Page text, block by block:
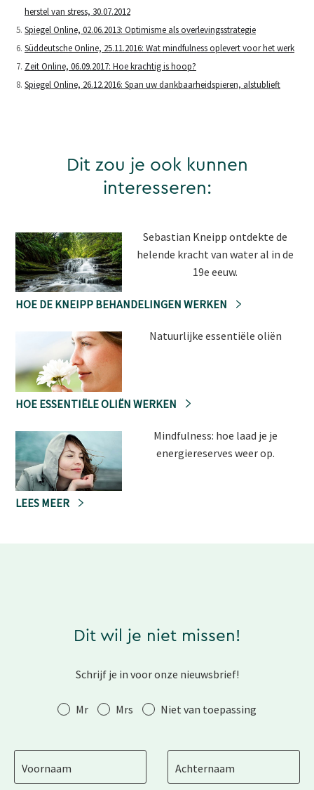
herstel van stress, 30.07.2012
Spiegel Online, 02.06.2013: Optimisme als overlevingsstrategie
Süddeutsche Online, 25.11.2016: Wat mindfulness oplevert voor het werk
Zeit Online, 06.09.2017: Hoe krachtig is hoop?
Spiegel Online, 26.12.2016: Span uw dankbaarheidspieren, alstublieft
Dit zou je ook kunnen
interesseren:
Sebastian Kneipp ontdekte de
helende kracht van water al in de
19e eeuw.
HOE DE KNEIPP BEHANDELINGEN WERKEN
Natuurlijke essentiële oliën
HOE ESSENTIËLE OLIËN WERKEN
Mindfulness: hoe laad je je
energiereserves weer op.
LEES MEER
Dit wil je niet missen!
Schrijf je in voor onze nieuwsbrief!
Aanhef Mr Mrs Niet van toepassing
Voornaam Achternaam